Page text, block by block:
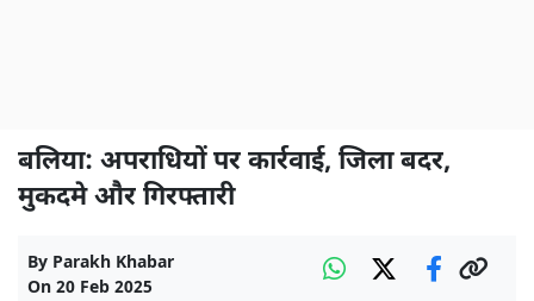
बलिया: अपराधियों पर कार्रवाई, जिला बदर,
मुकदमे और गिरफ्तारी
By Parakh Khabar
On 20 Feb 2025